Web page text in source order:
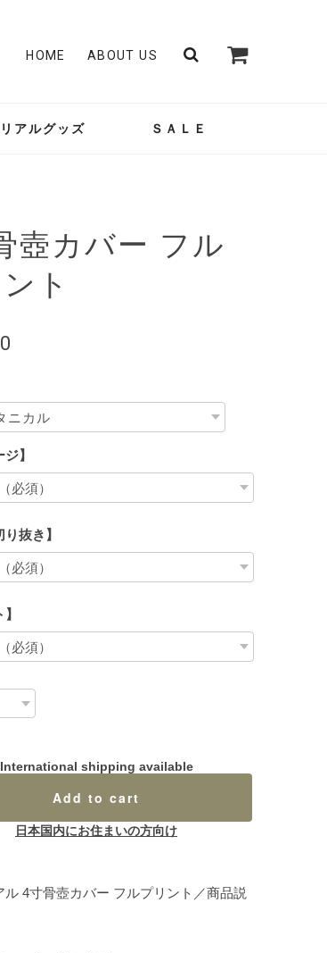
HOME ABOUT US
アルグッズ ＳＡＬＥ
壺カバー フル
ト
】
り抜き】
International shipping available
Add to cart
日本国内にお住まいの方向け
ル 4寸骨壺カバー フルプリント／商品説